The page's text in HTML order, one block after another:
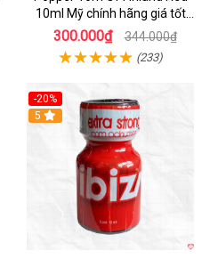
10ml Mỹ chính hãng giá tốt
hương dễ chịu
300.000₫ 344.000₫
(233)
-20%
5